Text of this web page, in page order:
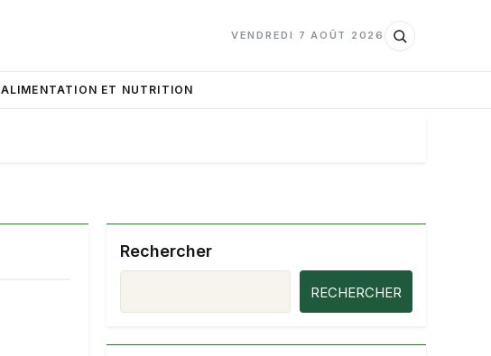
VENDREDI 7 AOÛT 2026
ALIMENTATION ET NUTRITION
Rechercher
RECHERCHER